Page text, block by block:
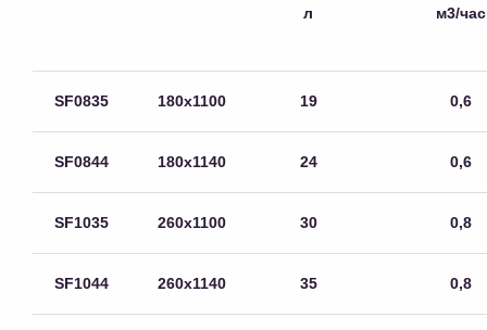
л
м3/час
SF0835 180х1100 19 0,6
SF0844 180х1140 24 0,6
SF1035 260х1100 30 0,8
SF1044 260х1140 35 0,8